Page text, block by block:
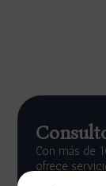
Con más de
ofrece